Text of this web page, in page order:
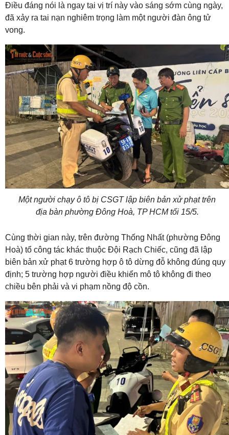
Điều đáng nói là ngay tại vị trí này vào sáng sớm cùng ngày,
đã xảy ra tai nạn nghiêm trọng làm một người đàn ông tử
vong.
Một người chạy ô tô bị CSGT lập biên bản xử phạt trên
địa bàn phường Đông Hoà, TP HCM tối 15/5.
Cùng thời gian này, trên đường Thống Nhất (phường Đông
Hoà) tổ công tác khác thuộc Đội Rạch Chiếc, cũng đã lập
biên bản xử phạt 6 trường hợp ô tô dừng đỗ không đúng quy
định; 5 trường hợp người điều khiển mô tô không đi theo
chiều bên phải và vi phạm nồng độ cồn.